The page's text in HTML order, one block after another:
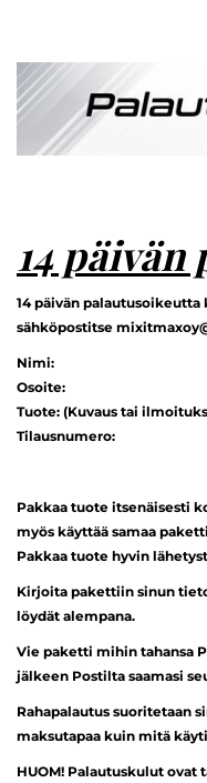
14
14 päivän
sähköpostitse
Nimi:
Osoite:
Tuote: (Kuvaus tai
Tilausnumero:
Pakkaa tuote itsenäisesti
myös käyttää samaa
Pakkaa tuote hyvin
Kirjoita pakettiin sinun
löydät alempana.
Vie paketti mihin tahansa
jälkeen Postilta saamasi
Rahapalautus suoritetaan
maksutapaa kuin mitä
HUOM! Palautuskulut ovat